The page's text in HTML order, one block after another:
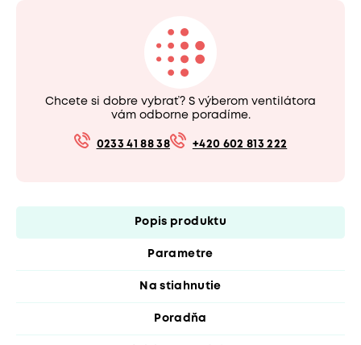
Chcete si dobre vybrať? S výberom ventilátora
vám odborne poradíme.
0233 41 88 38 +420 602 813 222
Popis produktu
Parametre
Na stiahnutie
Poradňa